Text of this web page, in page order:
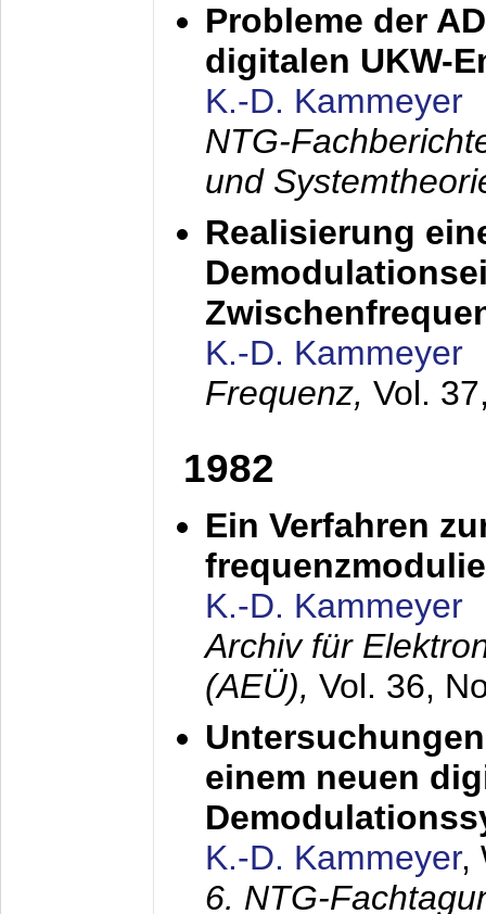
Probleme der
digitalen UKW-
K.-D. Kammeyer
NTG-
und
Realisierung
K.-D. Kammeyer
Frequenz, Vol.
1982
Ein Verfahren
K.-D. Kammeyer
Archiv für
(AEÜ), Vol. 36,
einem neuen
K.-D. Kammeyer,
6. NTG-